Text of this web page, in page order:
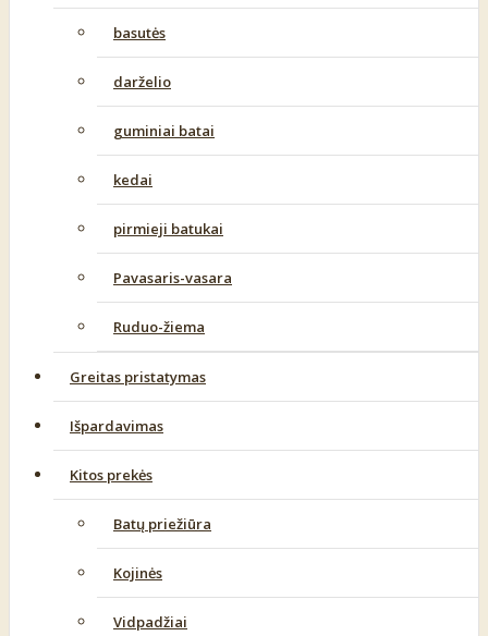
basutės
darželio
guminiai batai
kedai
pirmieji batukai
Pavasaris-vasara
Ruduo-žiema
Greitas pristatymas
Išpardavimas
Kitos prekės
Batų priežiūra
Kojinės
Vidpadžiai